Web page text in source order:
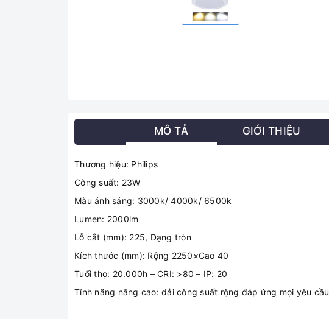
MÔ TẢ GIỚI THIỆU
Thương hiệu: Philips
Công suất: 23W
Màu ánh sáng: 3000k/ 4000k/ 6500k
Lumen: 2000lm
Lỗ cắt (mm): 225, Dạng tròn
Kích thước (mm): Rộng 2250×Cao 40
Tuổi thọ: 20.000h – CRI: >80 – IP: 20
Tính năng nâng cao: dải công suất rộng đáp ứng mọi yêu cầu